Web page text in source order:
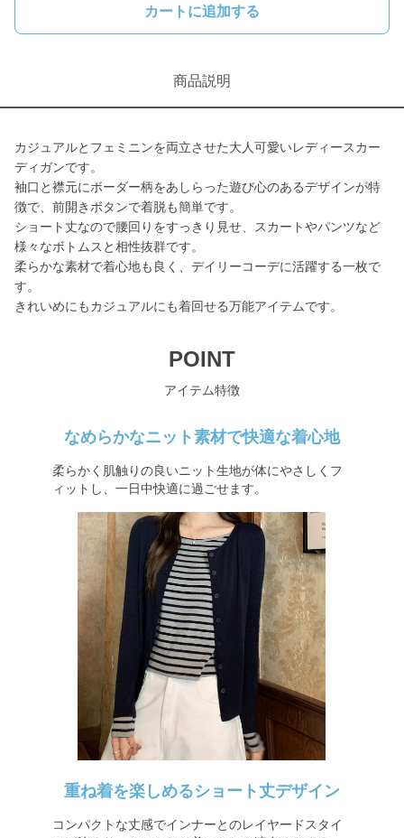
カートに追加する
商品説明
カジュアルとフェミニンを両立させた大人可愛いレディースカー
ディガンです。
袖口と襟元にボーダー柄をあしらった遊び心のあるデザインが特
徴で、前開きボタンで着脱も簡単です。
ショート丈なので腰回りをすっきり見せ、スカートやパンツなど
様々なボトムスと相性抜群です。
柔らかな素材で着心地も良く、デイリーコーデに活躍する一枚で
す。
きれいめにもカジュアルにも着回せる万能アイテムです。
POINT
アイテム特徴
なめらかなニット素材で快適な着心地
柔らかく肌触りの良いニット生地が体にやさしくフ
ィットし、一日中快適に過ごせます。
重ね着を楽しめるショート丈デザイン
コンパクトな丈感でインナーとのレイヤードスタイ